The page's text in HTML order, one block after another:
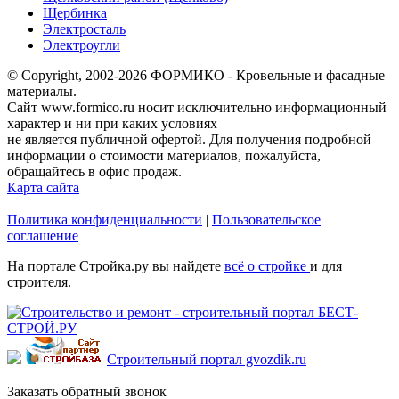
Щербинка
Электросталь
Электроугли
© Copyright, 2002-2026 ФОРМИКО - Кровельные и фасадные
материалы.
Сайт www.formico.ru носит исключительно информационный
характер и ни при каких условиях
не является публичной офертой. Для получения подробной
информации о стоимости материалов, пожалуйста,
обращайтесь в офис продаж.
Карта сайта
Политика конфиденциальности | Пользовательское
соглашение
На портале Стройка.ру вы найдете всё о стройке и для
строителя.
Строительный портал gvozdik.ru
Заказать обратный звонок